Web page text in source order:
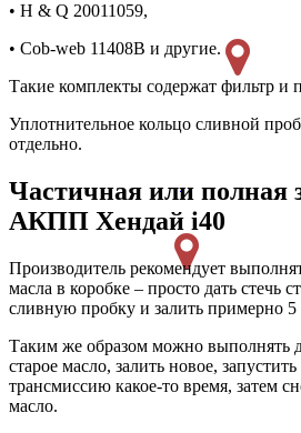
• H & Q 20011059,
• Cob-web 11408B и другие.
Такие комплекты содержат фильтр и
Уплотнительное кольцо сливной
отдельно.
Частичная или полная
АКПП Хендай i40
Производитель рекомендует
масла в коробке – просто дать стечь
сливную пробку и залить примерно 5
Таким же образом можно выполнять
старое масло, залить новое,
трансмиссию какое-то время, затем
масло.